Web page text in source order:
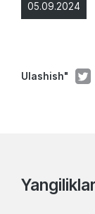
05.09.2024
Ulashish"